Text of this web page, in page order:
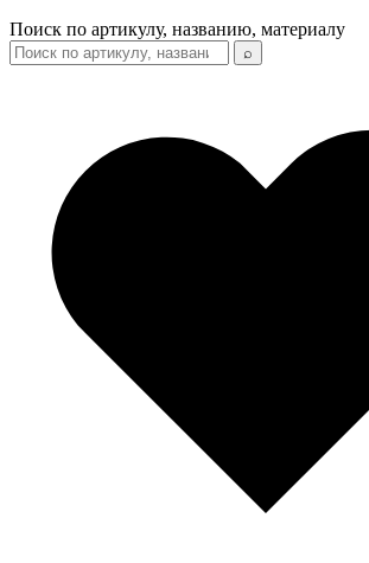
Поиск по артикулу, названию, материалу
⌕